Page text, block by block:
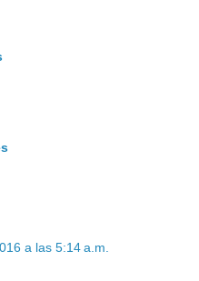
a las 5:14 a.m.